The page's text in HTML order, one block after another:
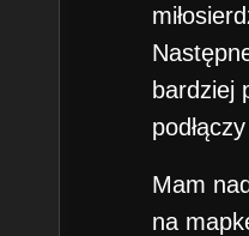
bardziej
Mam
na